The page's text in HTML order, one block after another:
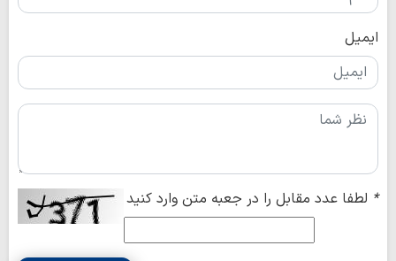
ایمیل
* لطفا عدد مقابل را در جعبه متن وارد کنید